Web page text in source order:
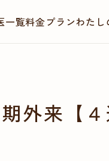
一覧料金プランわたし
外来【